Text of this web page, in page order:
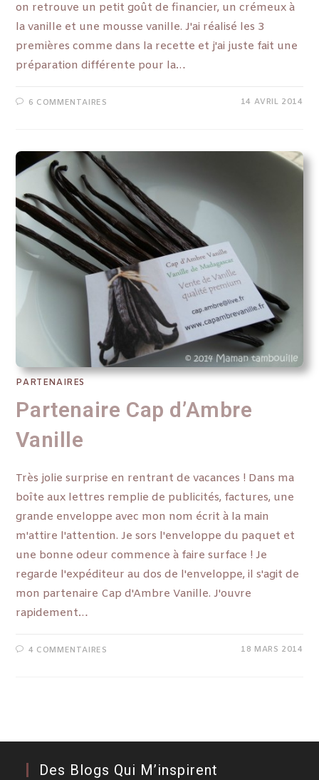
on retrouve un petit goût de financier, un crémeux à
la vanille et une mousse vanille. J'ai réalisé les 3
premières comme dans la recette et j'ai juste fait une
préparation différente pour la…
6 COMMENTAIRES 14 AVRIL 2014
PARTENAIRES
Partenaire Cap d’Ambre
Vanille
Très jolie surprise en rentrant de vacances ! Dans ma
boîte aux lettres remplie de publicités, factures, une
grande enveloppe avec mon nom écrit à la main
m'attire l'attention. Je sors l'enveloppe du paquet et
une bonne odeur commence à faire surface ! Je
regarde l'expéditeur au dos de l'enveloppe, il s'agit de
mon partenaire Cap d'Ambre Vanille. J'ouvre
rapidement…
4 COMMENTAIRES 18 MARS 2014
Des Blogs Qui M’inspirent